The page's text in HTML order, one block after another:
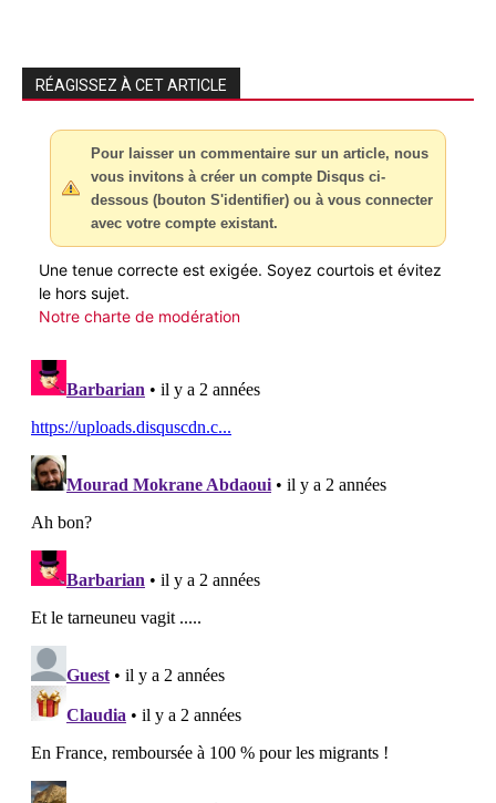
RÉAGISSEZ À CET ARTICLE
Pour laisser un commentaire sur un article, nous
vous invitons à créer un compte Disqus ci-
dessous (bouton S'identifier) ou à vous connecter
avec votre compte existant.
Une tenue correcte est exigée. Soyez courtois et évitez
le hors sujet.
Notre charte de modération